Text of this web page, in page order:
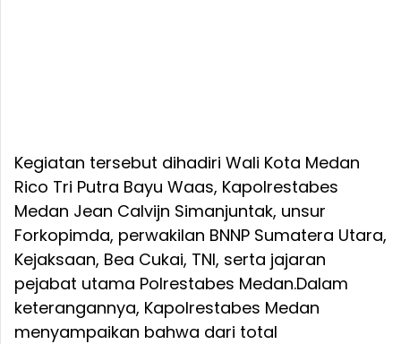
Kegiatan tersebut dihadiri Wali Kota Medan
Rico Tri Putra Bayu Waas, Kapolrestabes
Medan Jean Calvijn Simanjuntak, unsur
Forkopimda, perwakilan BNNP Sumatera Utara,
Kejaksaan, Bea Cukai, TNI, serta jajaran
pejabat utama Polrestabes Medan.Dalam
keterangannya, Kapolrestabes Medan
menyampaikan bahwa dari total